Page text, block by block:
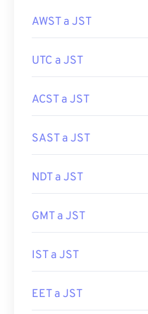
AWST a JST
UTC a JST
ACST a JST
SAST a JST
NDT a JST
GMT a JST
IST a JST
EET a JST